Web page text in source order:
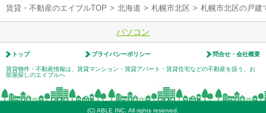
賃貸・不動産のエイブルTOP > 北海道 > 札幌市北区 > 札幌市北区の戸建
パソコン
トップ プライバシーポリシー 問合せ・会社概要
賃貸物件・不動産情報は、賃貸マンション・賃貸アパート・賃貸住宅などの不動産を扱う、お
部屋探しのエイブルへ
(C) ABLE INC. All rights reserved.